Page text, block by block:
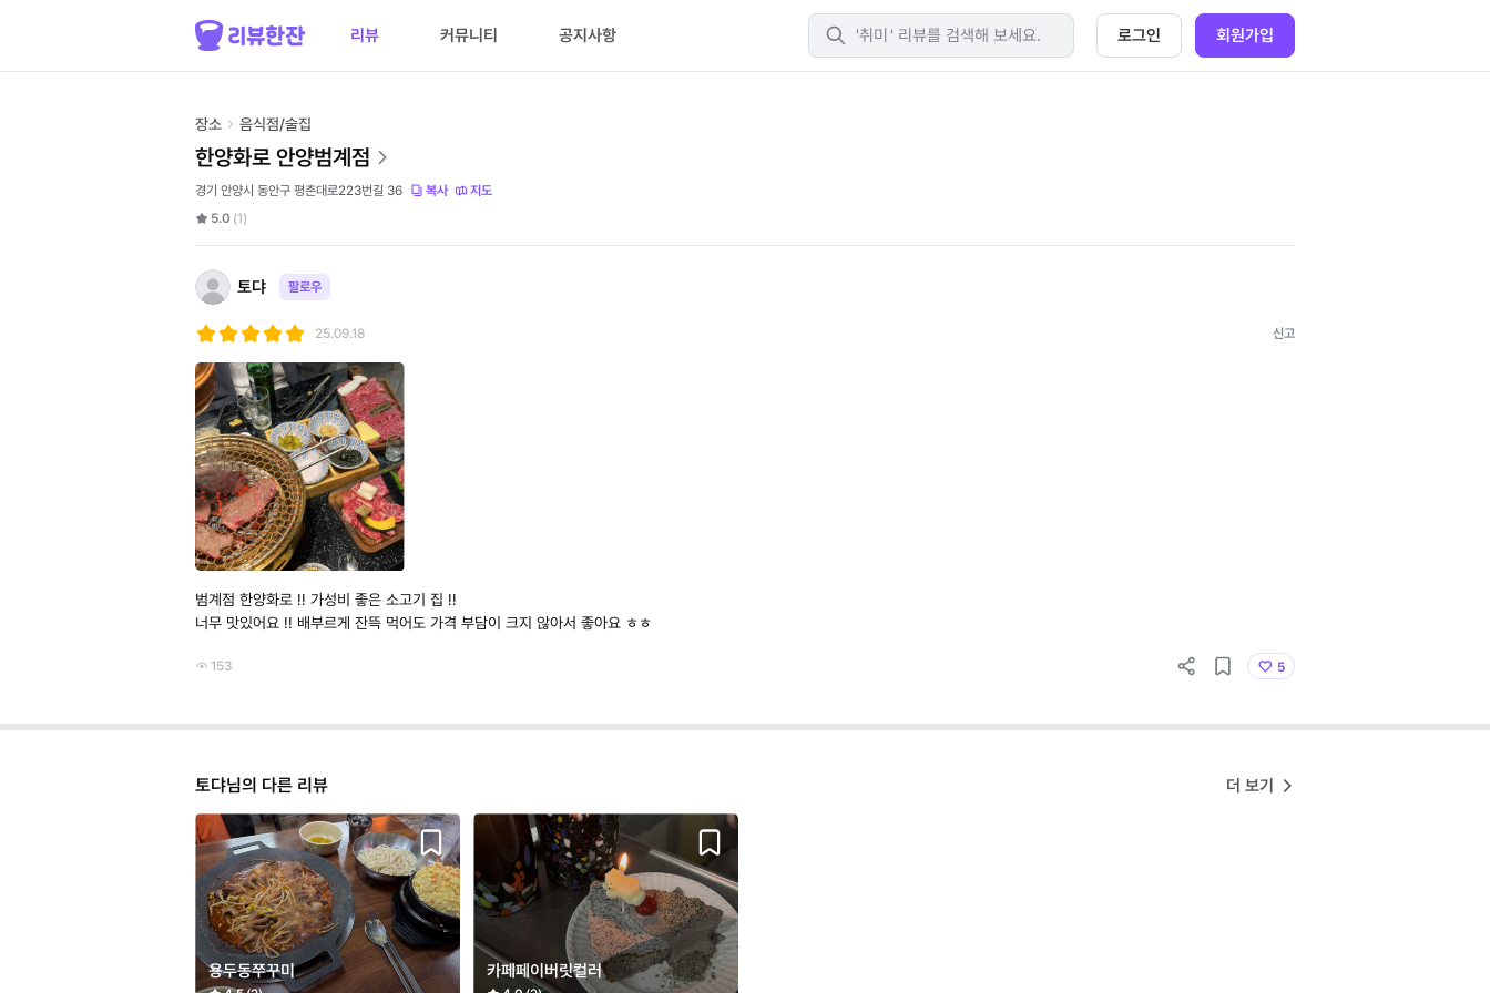
리뷰 커뮤니티 공지사항 취미 로그인 회원가입
장소 음식점/술집
한양화로 안양범계점
경기 안양시 동안구 평촌대로223번길 36 복사
지도
5.0 (1)
토댜 팔로우
25.09.18 신고
범계점 한양화로 !! 가성비 좋은 소고기 집 !!
너무 맛있어요 !! 배부르게 잔뜩 먹어도 가격 부담이 크지 않아서 좋아요 ㅎㅎ
153 5
토댜님의 다른 리뷰 더 보기
용두동쭈꾸미 카페페이버릿컬러